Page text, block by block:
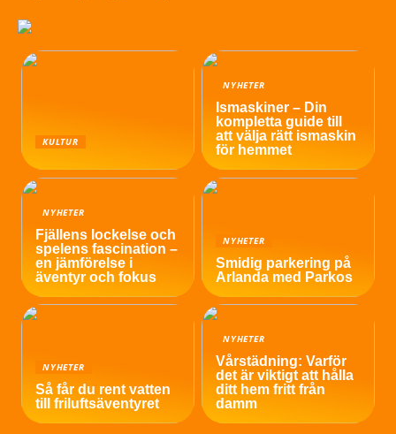
KULTUR
NYHETER
Ismaskiner – Din
kompletta guide till
att välja rätt ismaskin
för hemmet
NYHETER
Fjällens lockelse och
spelens fascination –
en jämförelse i
äventyr och fokus
NYHETER
Smidig parkering på
Arlanda med Parkos
NYHETER
Så får du rent vatten
till friluftsäventyret
NYHETER
Vårstädning: Varför
det är viktigt att hålla
ditt hem fritt från
damm